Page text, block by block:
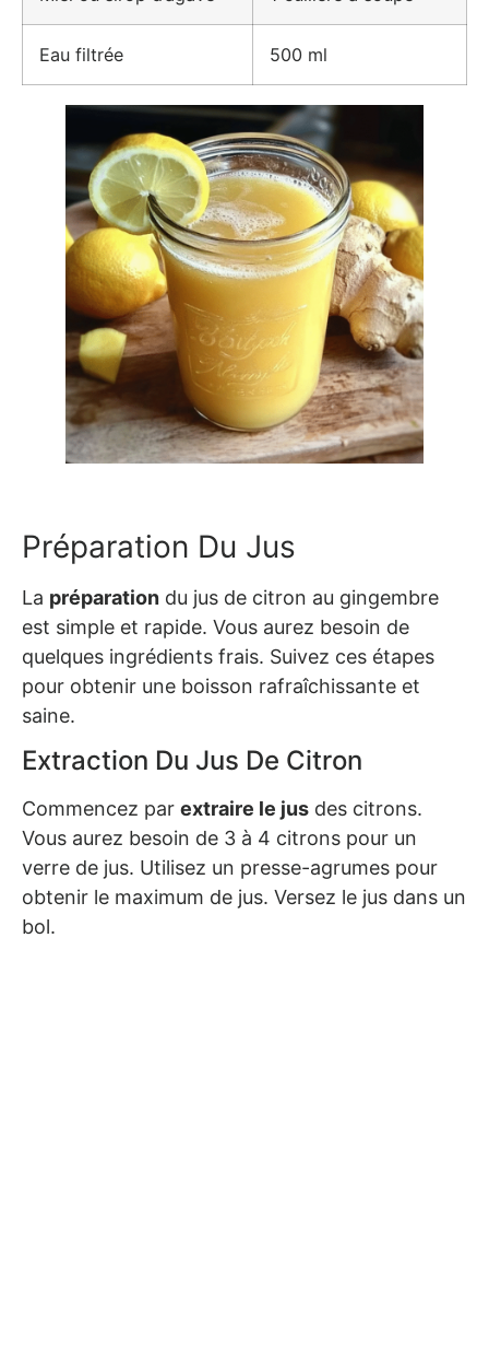
Eau filtrée 500 ml
Préparation Du Jus
La préparation du jus de citron au gingembre
est simple et rapide. Vous aurez besoin de
quelques ingrédients frais. Suivez ces étapes
pour obtenir une boisson rafraîchissante et
saine.
Extraction Du Jus De Citron
Commencez par extraire le jus des citrons.
Vous aurez besoin de 3 à 4 citrons pour un
verre de jus. Utilisez un presse-agrumes pour
obtenir le maximum de jus. Versez le jus dans un
bol.